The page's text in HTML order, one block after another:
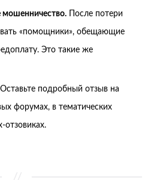
После потери
«помощники», обещающие
Это такие же
Оставьте подробный отзыв на
форумах, в тематических
отзовиках.